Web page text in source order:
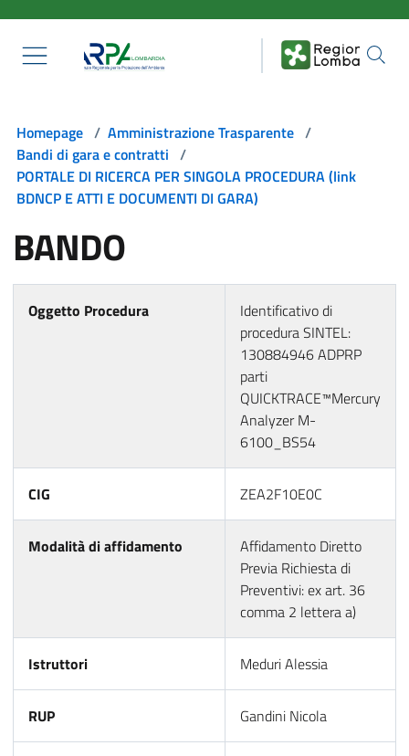
Homepage / Amministrazione Trasparente /
Bandi di gara e contratti /
PORTALE DI RICERCA PER SINGOLA PROCEDURA (link
BDNCP E ATTI E DOCUMENTI DI GARA)
BANDO
Oggetto Procedura
Identificativo di
procedura SINTEL:
130884946 ADPRP
parti
QUICKTRACE™Mercury
Analyzer M-
6100_BS54
CIG ZEA2F10E0C
Modalità di affidamento
Affidamento Diretto
Previa Richiesta di
Preventivi: ex art. 36
comma 2 lettera a)
Istruttori Meduri Alessia
RUP Gandini Nicola